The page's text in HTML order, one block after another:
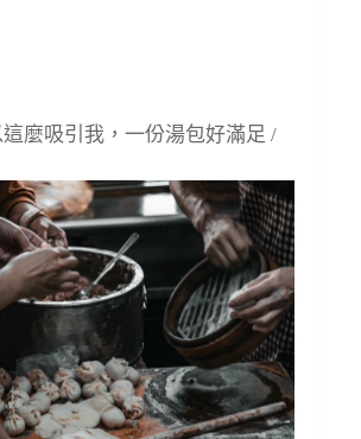
麼吸引我，一份湯包好滿足 /